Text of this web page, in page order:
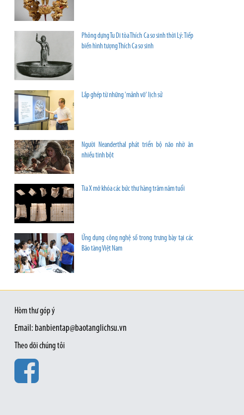
Phỏng dựng Tu Di tòa Thích Ca sơ sinh thời Lý: Tiếp
biến hình tượng Thích Ca sơ sinh
Lắp ghép từ những 'mảnh vỡ' lịch sử
Người Neanderthal phát triển bộ não nhờ ăn
nhiều tinh bột
Tia X mở khóa các bức thư hàng trăm năm tuổi
Ứng dụng công nghệ số trong trưng bày tại các
Bảo tàng Việt Nam
Hòm thư góp ý
Email: banbientap@baotanglichsu.vn
Theo dõi chúng tôi